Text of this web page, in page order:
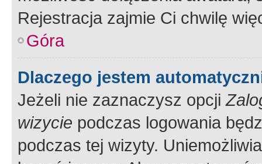
Rejestracja zajmie Ci chwilę
Góra
Dlaczego jestem
Jeżeli nie zaznaczysz opcji
wizycie podczas logowania
podczas tej wizyty.